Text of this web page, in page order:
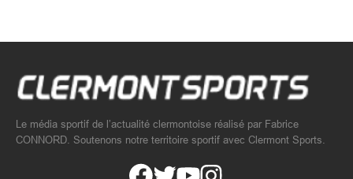
Le média sportif de l’actualité clermontoise réalisé par Fabrice
CONNORD. Soutenons notre territoire sportif avec Clermont Sports.